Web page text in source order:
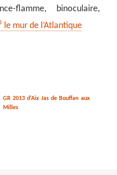
flamme, binoculaire,
le mur de l’Atlantique
GR 2013 d’Aix Jas de Bouffan aux
Milles